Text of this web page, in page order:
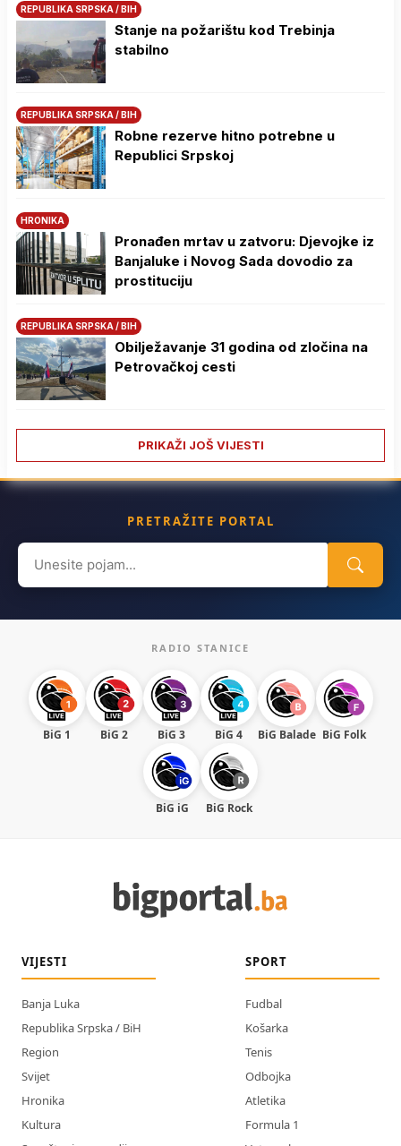
REPUBLIKA SRPSKA / BIH
Stanje na požarištu kod Trebinja
stabilno
REPUBLIKA SRPSKA / BIH
Robne rezerve hitno potrebne u
Republici Srpskoj
HRONIKA
Pronađen mrtav u zatvoru: Djevojke iz
Banjaluke i Novog Sada dovodio za
prostituciju
REPUBLIKA SRPSKA / BIH
Obilježavanje 31 godina od zločina na
Petrovačkoj cesti
PRIKAŽI JOŠ VIJESTI
PRETRAŽITE PORTAL
Search
for:
RADIO STANICE
BiG 1 BiG 2 BiG 3 BiG 4 BiG Balade BiG Folk
BiG iG BiG Rock
VIJESTI
Banja Luka
Republika Srpska / BiH
Region
Svijet
Hronika
Kultura
SPORT
Fudbal
Košarka
Tenis
Odbojka
Atletika
Formula 1